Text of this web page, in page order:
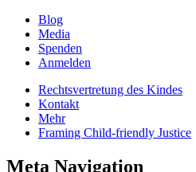
Blog
Media
Spenden
Anmelden
Rechtsvertretung des Kindes
Kontakt
Mehr
Framing Child-friendly Justice
Meta Navigation